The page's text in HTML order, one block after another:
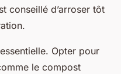
conseillé d’arroser tôt
Opter pour
le compost